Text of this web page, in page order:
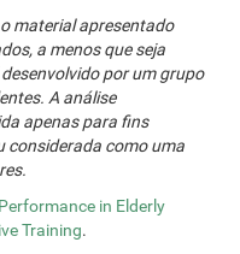
material apresentado
a menos que seja
por um grupo
A análise
apenas para fins
considerada como uma
in Elderly
Training.